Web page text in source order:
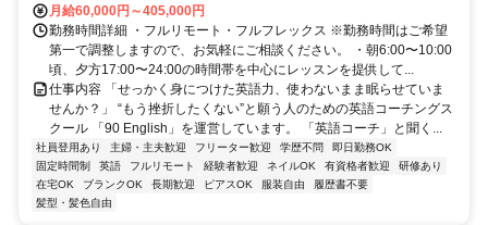
月給60,000円～405,000円
勤務時間詳細 ・フルリモート・フルフレックス ※勤務時間はご希望
第一で調整しますので、お気軽にご相談ください。 ・朝6:00〜10:00
頃、夕方17:00〜24:00の時間帯を中心にレッスンを提供して...
仕事内容 「せっかく身につけた英語力、使わないまま眠らせていま
せんか？」 “もう挫折したくない”と願う人のための英語コーチングス
クール 「90 English」を運営しています。 「英語コーチ」と聞く...
社員登用あり 主婦・主夫歓迎 フリーター歓迎 学歴不問
即日勤務OK
固定時間制
英語 フルリモート 経験者歓迎 ネイルOK 有資格者歓迎
研修あり
在宅OK
ブランクOK 長期歓迎 ピアスOK 服装自由
履歴書不要
髪型・髪色自由